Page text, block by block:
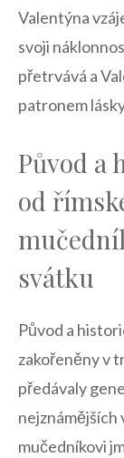
Valentýna
svoji
přetrvává a
patronem
Původ⁣ a
od
svátku
Původ a
zakořeněny v
předávaly
nejznámějších
mučedníkovi